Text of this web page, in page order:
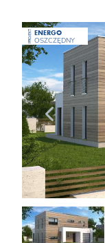
PROJEKT ENERGO
OSZCZĘDNY